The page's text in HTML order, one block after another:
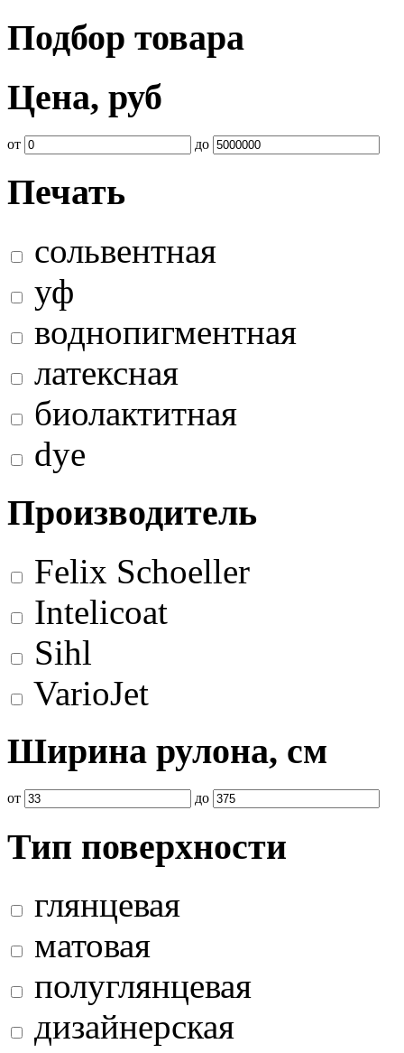
Подбор товара
Цена, руб
от до
Печать
сольвентная
уф
воднопигментная
латексная
биолактитная
dye
Производитель
Felix Schoeller
Intelicoat
Sihl
VarioJet
Ширина рулона, см
от до
Тип поверхности
глянцевая
матовая
полуглянцевая
дизайнерская